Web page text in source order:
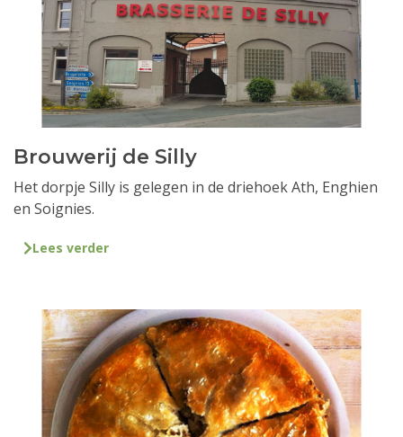
Brouwerij de Silly
Het dorpje Silly is gelegen in de driehoek Ath, Enghien
en Soignies.
Lees verder